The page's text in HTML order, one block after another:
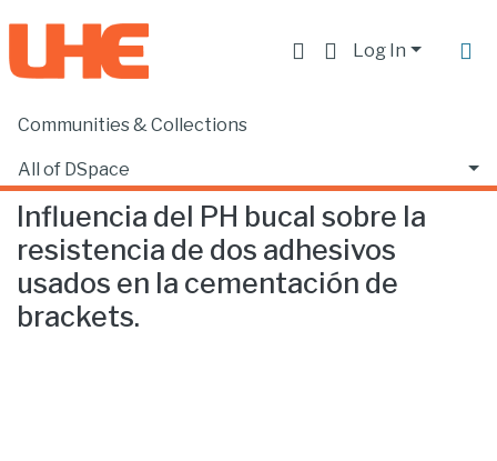
Log In
Communities & Collections
All of DSpace
Statistics
Home
Influencia del PH bucal sobre la
resistencia de dos adhesivos
usados en la cementación de
brackets.